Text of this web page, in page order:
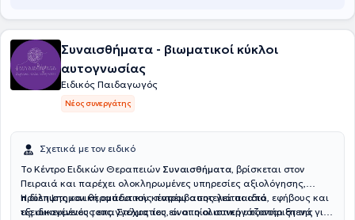
Συναισθήματα - βιωματικοί κύκλοι
αυτογνωσίας
Ειδικός Παιδαγωγός
Νέος συνεργάτης
Σχετικά με τον ειδικό
Το Κέντρο Ειδικών Θεραπειών Συναισθήματα, βρίσκεται στον
Πειραιά και παρέχει ολοκληρωμένες υπηρεσίες αξιολόγησης,
πρόληψης και θεραπευτικής παρέμβασης για παιδιά, εφήβους και
τις οικογένειές τους. Στόχος του είναι η ολιστική υποστήριξη της
Η διεπιστημονική ομάδα του κέντρου αποτελείται από
εξειδικευμένους επαγγελματίες, οι οποίοι συνεργάζονται στενά για